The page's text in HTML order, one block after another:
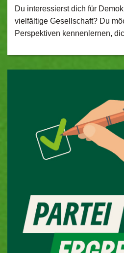
Du interessierst dich für
vielfältige Gesellschaft? Du
Perspektiven kennenlernen,